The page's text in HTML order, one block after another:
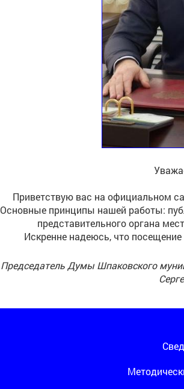
Приветствую вас на официальном
Основные принципы нашей работы:
представительного органа
Искренне надеюсь, что
Председатель Думы Шпаковского